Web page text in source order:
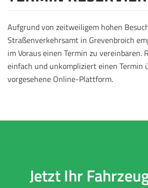
Aufgrund von zeitweiligem hohen
Straßenverkehrsamt in Grevenbroich
im Voraus einen Termin zu vereinbaren.
einfach und unkompliziert einen Termin
vorgesehene Online-Plattform.
Jetzt Ihr